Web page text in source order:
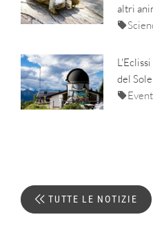
altri
del
TUTTE LE NOTIZIE